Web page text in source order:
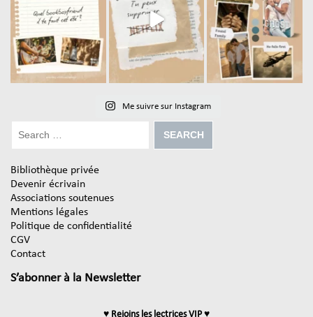
Me suivre sur Instagram
Bibliothèque privée
Devenir écrivain
Associations soutenues
Mentions légales
Politique de confidentialité
CGV
Contact
S’abonner à la Newsletter
♥ Rejoins les lectrices VIP ♥